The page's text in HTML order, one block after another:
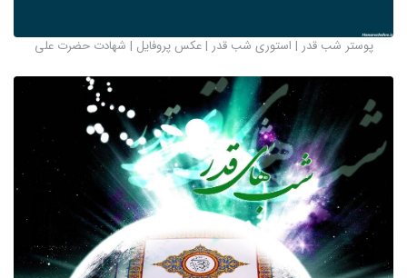
پوستر شب قدر | استوری شب قدر | عکس پروفایل | شهادت حضرت علی